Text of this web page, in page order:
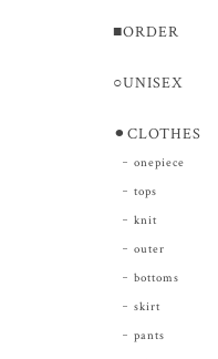
■ORDER
○UNISEX
⚫︎CLOTHES
onepiece
tops
knit
outer
bottoms
skirt
pants